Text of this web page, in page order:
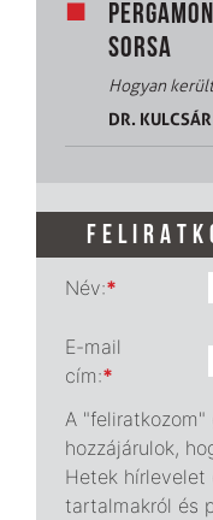
SORSA
Hogyan
DR.
Név:*
E-mail
cím:*
A
hozzájárulok,
Hetek hírlevelet
tartalmakról és